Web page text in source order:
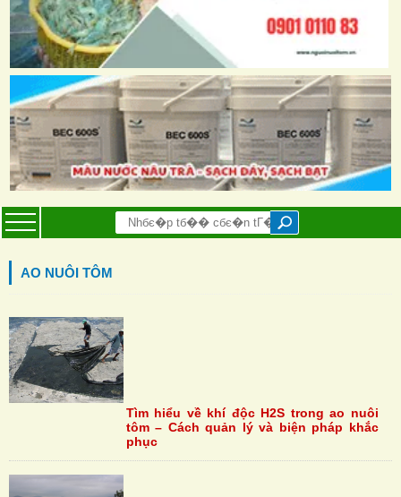
AO NUÔI TÔM
Tìm hiểu về khí độc H2S trong ao nuôi
tôm – Cách quản lý và biện pháp khắc
phục